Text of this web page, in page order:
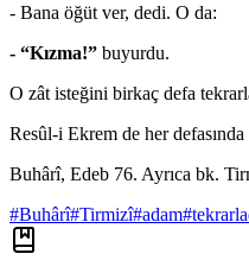
- Bana öğüt ver, dedi. O da:
- “Kızma!” buyurdu.
O zât isteğini birkaç defa
Resûl-i Ekrem de her defasında
Buhârî, Edeb 76. Ayrıca bk.
#Buhârî#Tirmizî#adam#